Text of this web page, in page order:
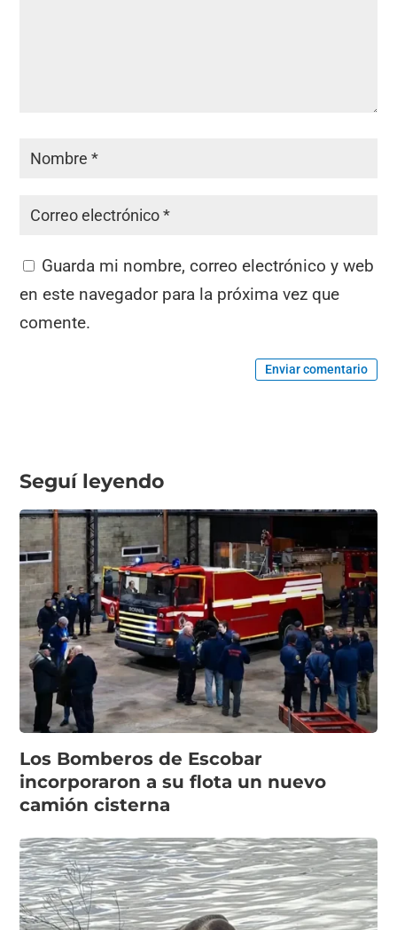
Guarda mi nombre, correo electrónico y web
en este navegador para la próxima vez que
comente.
Enviar comentario
Seguí leyendo
Los Bomberos de Escobar
incorporaron a su flota un nuevo
camión cisterna